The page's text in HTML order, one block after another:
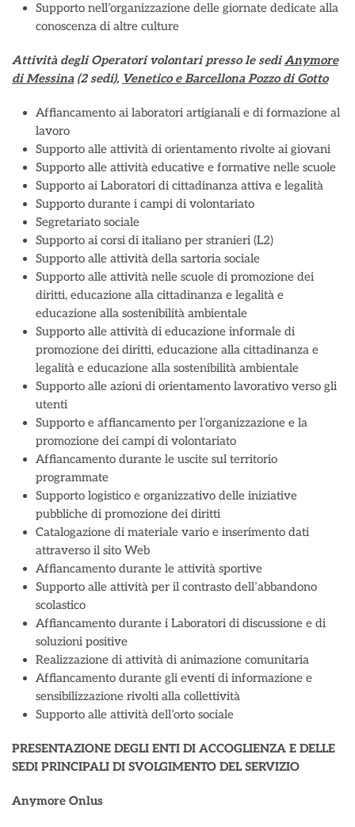
Supporto nell’organizzazione delle giornate dedicate alla
conoscenza di altre culture
Attività degli Operatori volontari presso le sediAnymore
di Messina(2 sedi), Venetico e Barcellona Pozzo di Gotto
Affiancamento ai laboratori artigianali e di formazione al
lavoro
Supporto alle attività di orientamento rivolte ai giovani
Supporto alle attività educative e formative nelle scuole
Supporto ai Laboratori di cittadinanza attiva e legalità
Supporto durante i campi di volontariato
Segretariato sociale
Supporto ai corsi di italiano per stranieri (L2)
Supporto alle attività della sartoria sociale
Supporto alle attività nelle scuole di promozione dei
diritti, educazione alla cittadinanza e legalità e
educazione alla sostenibilità ambientale
Supporto alle attività di educazione informale di
promozione dei diritti, educazione alla cittadinanza e
legalità e educazione alla sostenibilità ambientale
Supporto alle azioni di orientamento lavorativo verso gli
utenti
Supporto e affiancamento per l’organizzazione e la
promozione dei campi di volontariato
Affiancamento durante le uscite sul territorio
programmate
Supporto logistico e organizzativo delle iniziative
pubbliche di promozione dei diritti
Catalogazione di materiale vario e inserimento dati
attraverso il sito Web
Affiancamento durante le attività sportive
Supporto alle attività per il contrasto dell’abbandono
scolastico
Affiancamento durante i Laboratori di discussione e di
soluzioni positive
Realizzazione di attività di animazione comunitaria
Affiancamento durante gli eventi di informazione e
sensibilizzazione rivolti alla collettività
Supporto alle attività dell’orto sociale
PRESENTAZIONE DEGLI ENTI DI ACCOGLIENZA E DELLE
SEDI PRINCIPALI DI SVOLGIMENTO DEL SERVIZIO
Anymore Onlus